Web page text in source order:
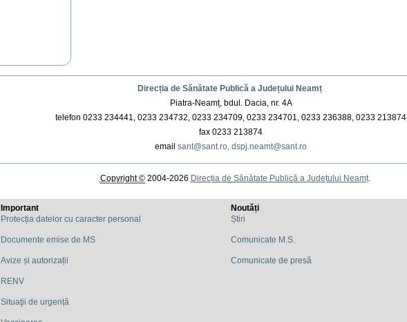
Direcția de Sănătate Publică a Județului Neamț
Piatra-Neamț, bdul. Dacia, nr. 4A
telefon 0233 234441, 0233 234732, 0233 234709, 0233 234701, 0233 236388, 0233 213874
fax 0233 213874
email sant@sant.ro, dspj.neamt@sant.ro
Copyright ©2004-2026 Direcția de Sănătate Publică a Județului Neamț.
Important
Protecția datelor cu caracter personal
Documente emise de MS
Avize și autorizații
RENV
Situaţii de urgență
Noutăți
Știri
Comunicate M.S.
Comunicate de presă